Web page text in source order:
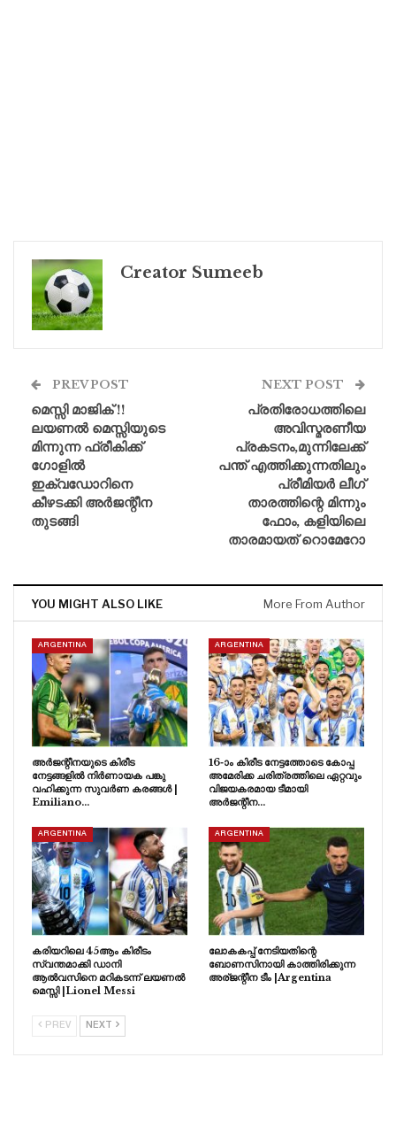
Creator Sumeeb
PREV POST
മെസ്സി മാജിക് !!
ലയണൽ മെസ്സിയുടെ
മിന്നുന്ന ഫ്രീകിക്ക്
ഗോളിൽ
ഇക്വഡോറിനെ
കീഴടക്കി അർജന്റീന
തുടങ്ങി
NEXT POST
പ്രതിരോധത്തിലെ
അവിസ്മരണീയ
പ്രകടനം,മുന്നിലേക്ക്
പന്ത് എത്തിക്കുന്നതിലും
പ്രീമിയർ ലീഗ്
താരത്തിന്റെ മിന്നും
ഫോം, കളിയിലെ
താരമായത് റൊമേറോ
YOU MIGHT ALSO LIKE More From Author
ARGENTINA
അർജന്റീനയുടെ കിരീട
നേട്ടങ്ങളിൽ നിർണായക പങ്കു
വഹിക്കുന്ന സുവർണ കരങ്ങൾ |
Emiliano…
ARGENTINA
16-ാം കിരീട നേട്ടത്തോടെ കോപ്പ
അമേരിക്ക ചരിത്രത്തിലെ ഏറ്റവും
വിജയകരമായ ടീമായി
അർജന്റീന…
ARGENTINA
കരിയറിലെ 45ആം കിരീടം
സ്വന്തമാക്കി ഡാനി
ആൽവസിനെ മറികടന്ന് ലയണൽ
മെസ്സി |Lionel Messi
ARGENTINA
ലോകകപ്പ് നേടിയതിന്റെ
ബോണസിനായി കാത്തിരിക്കുന്ന
അര്ജന്റീന ടീം |Argentina
PREV NEXT